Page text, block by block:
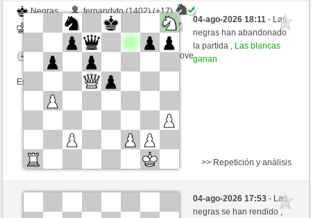
Negras
fernandyto (1402) (+17)
tecnicle (1428) (-17)
Tiempo: 10 minutes/side + 8 seconds/move
Esta partida es por puntos
04-ago-2026 18:11- Las
negras han abandonado
la partida , Las blancas
ganan
Negras
Kwizit (1218) (-8)
>> Repetición y análisis
04-ago-2026 17:53- Las
negras se han rendido ,